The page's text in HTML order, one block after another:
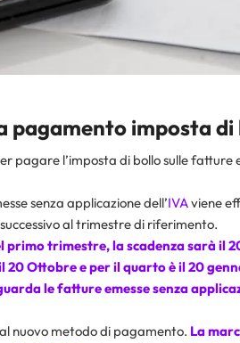
pagamento imposta di
pagare l’imposta di bollo sulle
senza applicazione dell’IVAviene
al trimestre di riferimento.
trimestre, la scadenza sarà il
20 Ottobre e per il quarto è il 20
le fatture emesse senza
nuovo metodo di pagamento. La